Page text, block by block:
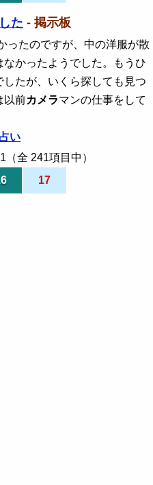
た - 掲示板
ったのですが、中の洋服が散
かったようでした。もうひ
したが、いくら探しても見つ
以前カメラマンの仕事をして
い
（全 241項目中）
17